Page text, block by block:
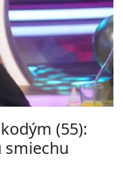
(55):
smiechu